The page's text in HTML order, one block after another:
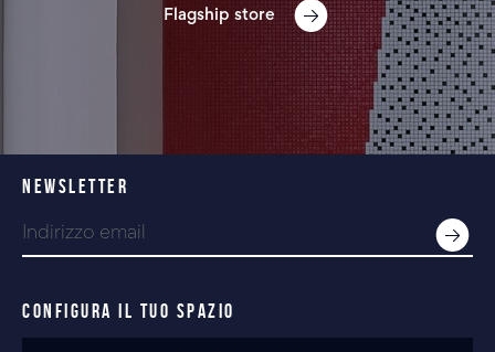
Flagship store
NEWSLETTER
CONFIGURA IL TUO SPAZIO